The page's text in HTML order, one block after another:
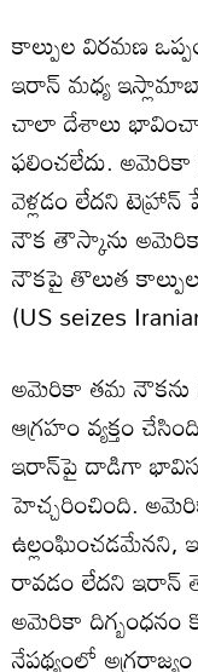
కాల్పుల విరమణ
ఇరాన్ మధ్య
చాలా దేశాలు
ఫలించలేదు.
వెళ్లడం లేదని
నౌక తౌస్కాను
నౌకపై తొలుత
(US seizes
అమెరికా తమ నౌకను
ఆగ్రహం వ్యక్తం
ఇరాన్‌పై దాడిగా
హెచ్చరించింది.
ఉల్లంఘించడమేనని,
రావడం లేదని
అమెరికా దిగ్బంధనం
నేపథ్యంలో